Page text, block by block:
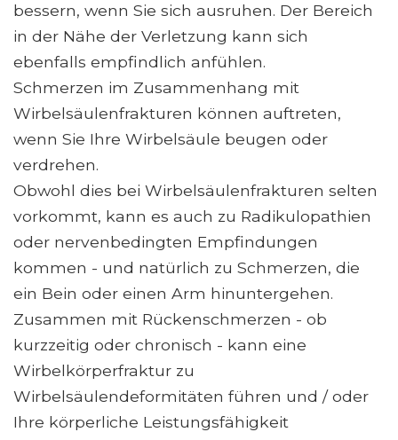
bessern, wenn Sie sich ausruhen. Der Bereich
in der Nähe der Verletzung kann sich
ebenfalls empfindlich anfühlen.
Schmerzen im Zusammenhang mit
Wirbelsäulenfrakturen können auftreten,
wenn Sie Ihre Wirbelsäule beugen oder
verdrehen.
Obwohl dies bei Wirbelsäulenfrakturen selten
vorkommt, kann es auch zu Radikulopathien
oder nervenbedingten Empfindungen
kommen - und natürlich zu Schmerzen, die
ein Bein oder einen Arm hinuntergehen.
Zusammen mit Rückenschmerzen - ob
kurzzeitig oder chronisch - kann eine
Wirbelkörperfraktur zu
Wirbelsäulendeformitäten führen und / oder
Ihre körperliche Leistungsfähigkeit